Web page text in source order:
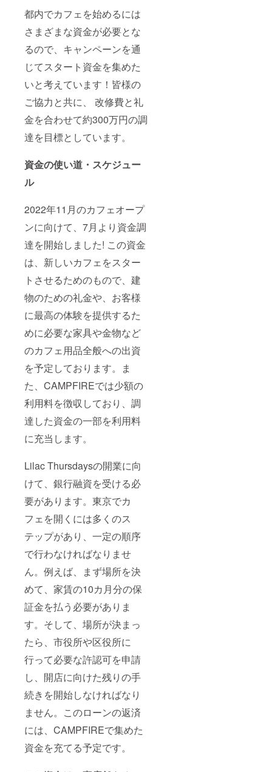
都内でカフェを始めるには
さまざまな資金が必要とな
るので、キャンペーンを通
じてスタート資金を集めた
いと考えています！皆様の
ご協力と共に、 改修費と礼
金を合わせて約300万円の調
達を目標としています。
資金の使い道・スケジュー
ル
2022年11月のカフェオープ
ンに向けて、7月より資金調
達を開始しました! この資金
は、新しいカフェをスター
トさせるためのもので、建
物のための礼金や、お客様
に最高の体験を提供するた
めに必要な家具や金物など
のカフェ用品全般への出資
を予定しております。ま
た、CAMPFIREでは少額の
利用料を徴収しており、調
達した資金の一部を利用料
に充当します。
Lilac Thursdaysの開業に向
けて、銀行融資を受ける必
要があります。東京でカ
フェを開くには多くのス
テップがあり、一定の順序
で行わなければなりませ
ん。例えば、まず場所を決
めて、家賃の10カ月分の保
証金を払う必要がありま
す。そして、場所が決まっ
たら、市役所や区役所に
行って必要な許認可を申請
し、開店に向けた残りの手
続きを開始しなければなり
ません。このローンの返済
には、CAMPFIREで集めた
資金を充てる予定です。